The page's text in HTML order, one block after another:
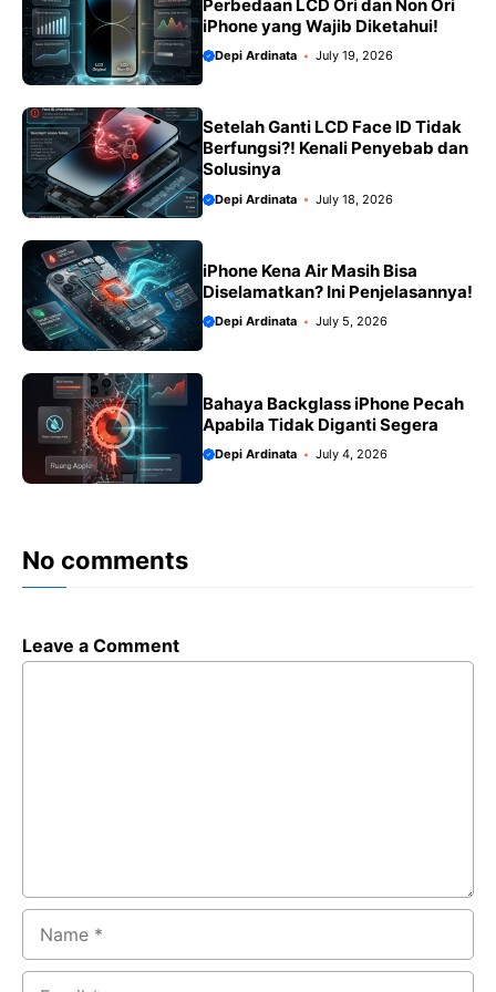
Perbedaan LCD Ori dan Non Ori
iPhone yang Wajib Diketahui!
Depi Ardinata July 19, 2026
Setelah Ganti LCD Face ID Tidak
Berfungsi?! Kenali Penyebab dan
Solusinya
Depi Ardinata July 18, 2026
iPhone Kena Air Masih Bisa
Diselamatkan? Ini Penjelasannya!
Depi Ardinata July 5, 2026
Bahaya Backglass iPhone Pecah
Apabila Tidak Diganti Segera
Depi Ardinata July 4, 2026
No comments
Leave a Comment
Comment
Name
Email